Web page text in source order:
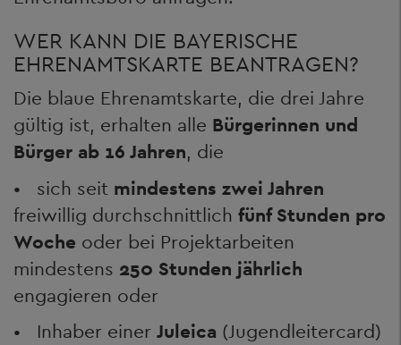
WER KANN DIE BAYERISCHE
EHRENAMTSKARTE BEANTRAGEN?
Die blaue Ehrenamtskarte, die drei Jahre
gültig ist, erhalten alle Bürgerinnen und
Bürger ab 16 Jahren, die
• sich seit mindestens zwei Jahren
freiwillig durchschnittlich fünf Stunden pro
Woche oder bei Projektarbeiten
mindestens 250 Stunden jährlich
engagieren oder
• Inhaber einer Juleica (Jugendleitercard)